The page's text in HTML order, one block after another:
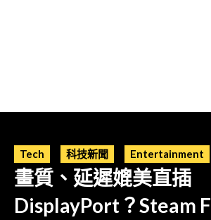
Tech 科技新聞 Entertainment
畫質、延遲媲美直插
DisplayPort？Steam